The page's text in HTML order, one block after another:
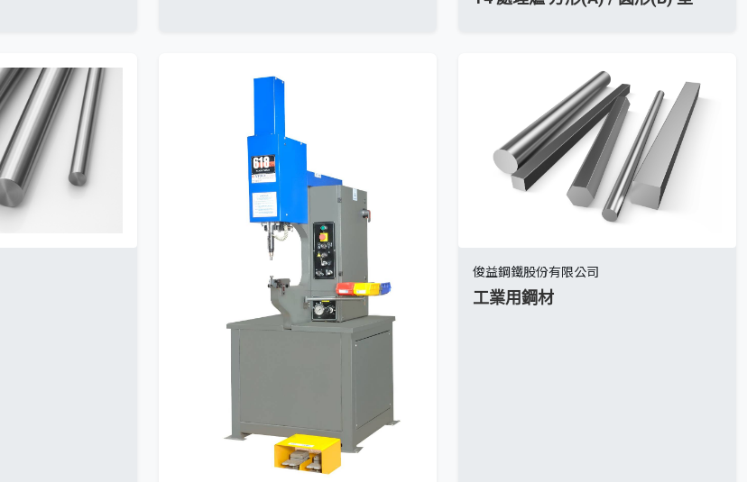
俊益鋼鐵股份有限公司
工業用鋼材